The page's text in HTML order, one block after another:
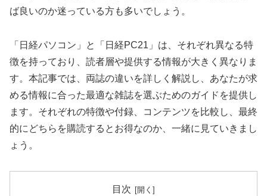
ば良いのか迷っている方も多いでしょう。
「日経パソコン」と「日経PC21」は、それぞれ異なる特
徴を持っており、読者層や提供する情報が大きく異なりま
す。本記事では、両誌の違いを詳しく解説し、あなたが求
める情報に合った最適な雑誌を選ぶためのガイドを提供し
ます。それぞれの特徴や付録、コンテンツを比較し、最終
的にどちらを購読するとお得なのか、一緒に見ていきまし
ょう。
目次